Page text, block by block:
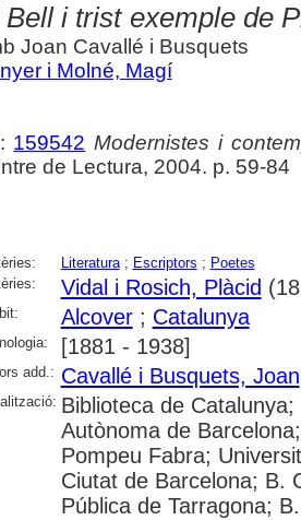
Bell i trist exemple de
Joan Cavallé i Busquets
i Molné, Magí
159542 Modernistes i
de Lectura, 2004. p. 59-84
Literatura; Escriptors ; Poetes
Vidal i Rosich, Plàcid
Alcover; Catalunya
[1881 - 1938]
add.: Cavallé i Busquets, Joan
Biblioteca de
Autònoma de
Pompeu Fabra;
Ciutat de Barcelona; B.
Pública de Tarragona;